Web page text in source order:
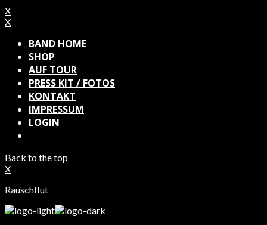
X
X
BAND HOME
SHOP
AUF TOUR
PRESS KIT / FOTOS
KONTAKT
IMPRESSUM
LOGIN
Back to the top
X
Rauschflut